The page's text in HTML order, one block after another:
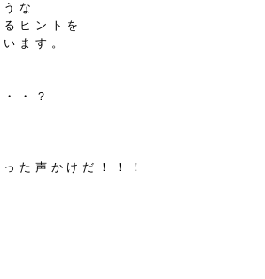
な
ヒントを
ます。
・？
た声かけだ！！！